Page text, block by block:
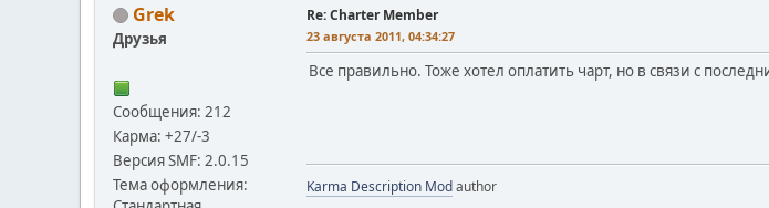
Grek
Друзья
Сообщения: 212
Карма: +27/-3
Версия SMF: 2.0.15
Тема оформления:
Re: Charter Member
23 августа 2011, 04:34:27
Все правильно. Тоже хотел оплатить чарт, но в связи с
Karma Description Modauthor